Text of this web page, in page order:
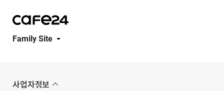
Family Site
사업자정보